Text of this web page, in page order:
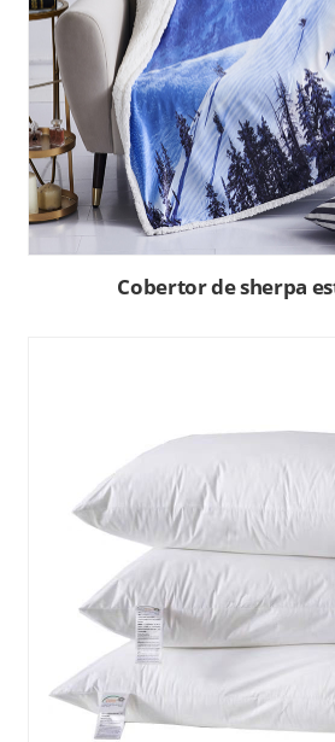
Cobertor de sherpa